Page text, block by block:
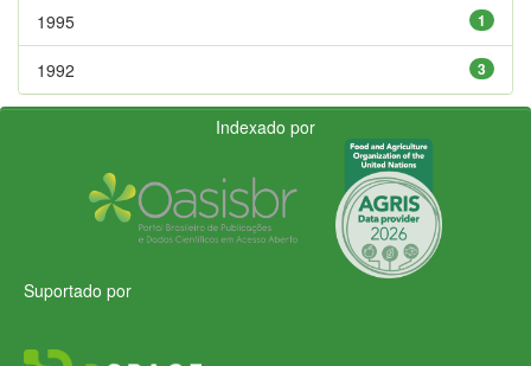
1
1995
3
1992
Indexado por
Suportado por